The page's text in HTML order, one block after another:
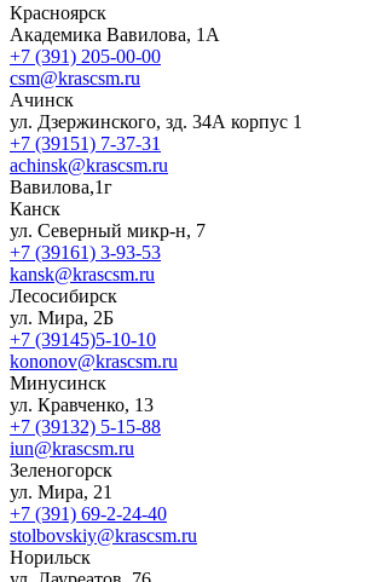
Красноярск
Академика Вавилова, 1А
+7 (391) 205-00-00
csm@krascsm.ru
Ачинск
ул. Дзержинского, зд. 34А корпус 1
+7 (39151) 7-37-31
achinsk@krascsm.ru
Вавилова,1г
Канск
ул. Северный микр-н, 7
+7 (39161) 3-93-53
kansk@krascsm.ru
Лесосибирск
ул. Мира, 2Б
+7 (39145)5-10-10
kononov@krascsm.ru
Минусинск
ул. Кравченко, 13
+7 (39132) 5-15-88
iun@krascsm.ru
Зеленогорск
ул. Мира, 21
+7 (391) 69-2-24-40
stolbovskiy@krascsm.ru
Норильск